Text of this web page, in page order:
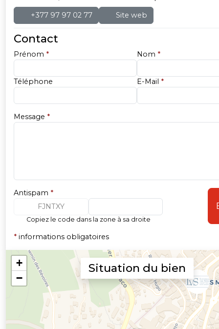
+377 97 97 02 77 Site web
Contact
Prénom * Nom *
Téléphone E-Mail *
Message *
Antispam *
FJNTXY
Copiez le code dans la zone à sa droite
* informations obligatoires
Situation du bien